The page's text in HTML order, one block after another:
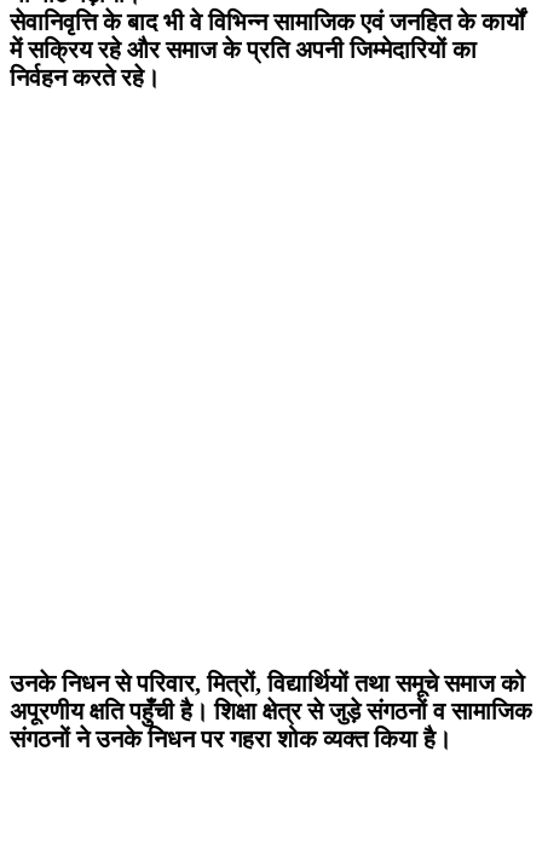
सेवानिवृत्ति के बाद भी वे विभिन्न सामाजिक एवं जनहित के कार्यों
में सक्रिय रहे और समाज के प्रति अपनी जिम्मेदारियों का
निर्वहन करते रहे।
उनके निधन से परिवार, मित्रों, विद्यार्थियों तथा समूचे समाज को
अपूरणीय क्षति पहुँची है। शिक्षा क्षेत्र से जुड़े संगठनों व सामाजिक
संगठनों ने उनके निधन पर गहरा शोक व्यक्त किया है।